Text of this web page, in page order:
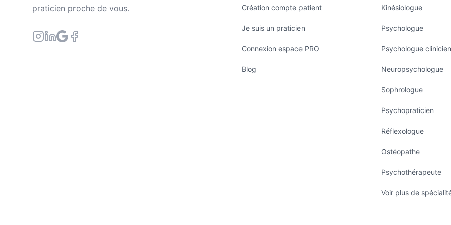
praticien proche de vous.
Création compte patient
Je suis un praticien
Connexion espace PRO
Blog
Kinésiologue
Psychologue
Psychologue
Neuropsychologue
Sophrologue
Psychopraticien
Réflexologue
Ostéopathe
Psychothérapeute
Voir plus de